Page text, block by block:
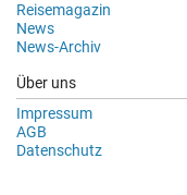
Reisemagazin
News
News-Archiv
Über uns
Impressum
AGB
Datenschutz